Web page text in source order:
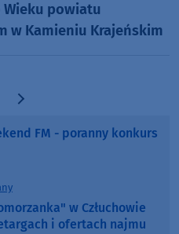
powiatu
w Kamieniu Krajeńskim
strona
Następna strona
FM - poranny konkurs
w Człuchowie
i ofertach najmu